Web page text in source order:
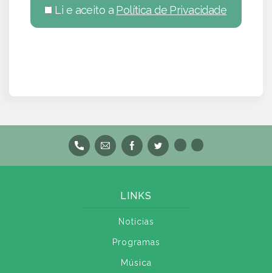
Li e aceito a Política de Privacidade
LINKS
Notícias
Programas
Música